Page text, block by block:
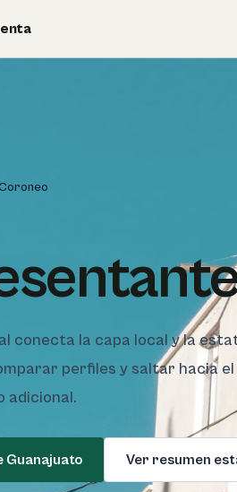
conecta la capa local y la
perfiles y saltar hacia
adicional.
Guanajuato Ver resumen